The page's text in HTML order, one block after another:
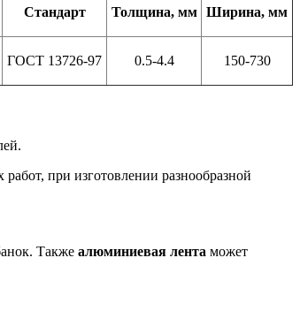
Стандарт Толщина, мм Ширина, мм
ГОСТ 13726-97 0.5-4.4 150-730
при изготовлении разнообразной
Также алюминиевая лента может